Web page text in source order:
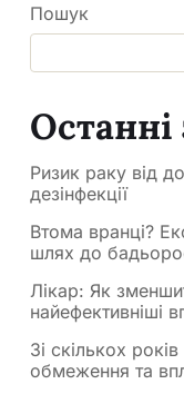
Пошук
Ризик раку від
дезінфекції
Втома вранці?
шлях до
Лікар: Як
найефективніші
Зі скількох
обмеження та